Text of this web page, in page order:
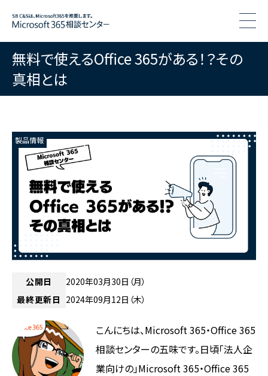
無料で使えるOffice 365がある！？その
真相とは
製品情報
公開日
2020年03月30日（月）
最終更新日 2024年09月12日（木）
こんにちは、Microsoft 365・Office 365
相談センターの五味です。日頃「法人企
業向けの」Microsoft 365・Office 365